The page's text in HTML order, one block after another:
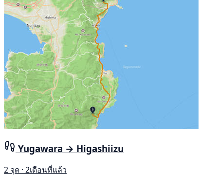
Yugawara → Higashiizu
2 จุด · 2เดือนที่แล้ว